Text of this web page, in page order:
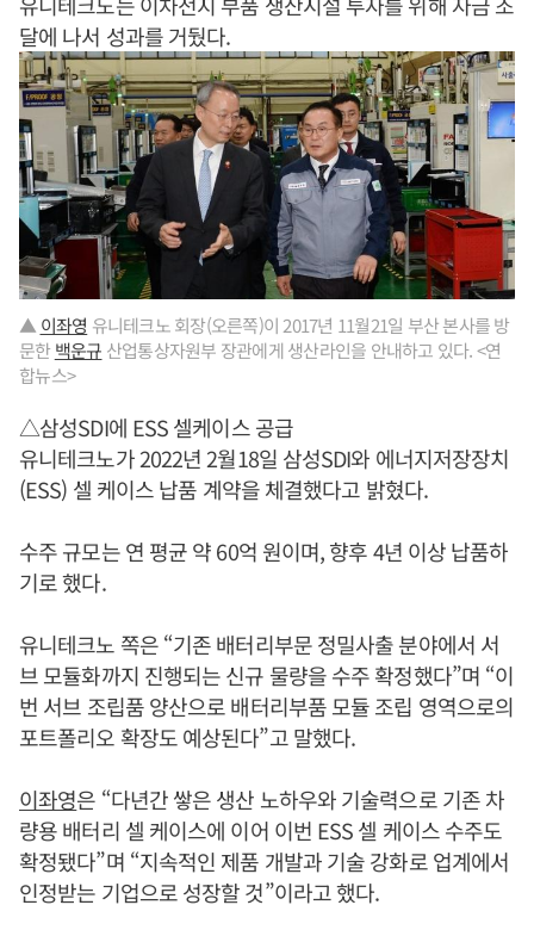
달에 나서 성과를 거뒀다.
▲ 이좌영 유니테크노 회장(오른쪽)이 2017년 11월21일 부산 본사를 방
문한백운규 산업통상자원부 장관에게 생산라인을 안내하고 있다. <연
합뉴스>
△삼성SDI에 ESS 셀케이스 공급
유니테크노가 2022년 2월18일 삼성SDI와 에너지저장장치
(ESS) 셀 케이스 납품 계약을 체결했다고 밝혔다.
수주 규모는 연 평균 약 60억 원이며, 향후 4년 이상 납품하
기로 했다.
유니테크노 쪽은 “기존 배터리부문 정밀사출 분야에서 서
브 모듈화까지 진행되는 신규 물량을 수주 확정했다”며 “이
번 서브 조립품 양산으로 배터리부품 모듈 조립 영역으로의
포트폴리오 확장도 예상된다”고 말했다.
이좌영은 “다년간 쌓은 생산 노하우와 기술력으로 기존 차
량용 배터리 셀 케이스에 이어 이번 ESS 셀 케이스 수주도
확정됐다”며 “지속적인 제품 개발과 기술 강화로 업계에서
인정받는 기업으로 성장할 것”이라고 했다.